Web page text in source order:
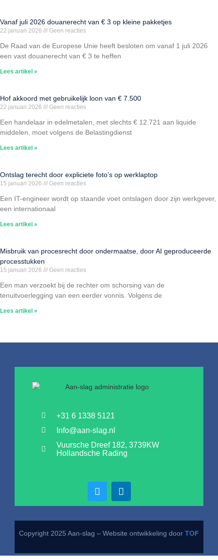
Vanaf juli 2026 douanerecht van € 3 op kleine pakketjes
22 januari 2026 Geen reacties
De Raad van de Europese Unie heeft besloten om vanaf 1 juli 2026
een vast douanerecht van € 3 te heffen
Lees artikel »
Hof akkoord met gebruikelijk loon van € 7.500
22 januari 2026 Geen reacties
Een handelaar in edelmetalen, met slechts € 12.721 aan liquide
middelen, moet volgens de Belastingdienst
Lees artikel »
Ontslag terecht door expliciete foto’s op werklaptop
15 januari 2026 Geen reacties
Een IT-engineer wordt op staande voet ontslagen door zijn werkgever,
een internationaal
Lees artikel »
Misbruik van procesrecht door ondermaatse, door AI geproduceerde
processtukken
15 januari 2026 Geen reacties
Een man verzoekt bij de rechter om schorsing van de
tenuitvoerlegging van een eerder vonnis. Volgens de
Lees artikel »
+31 6 1338 5121
Info@aan-slag.nl
Vuursche Dreef 182, 3739KW
Hollandsche Rading
Copyright 2025 Aan-slag – Website ontwikkeling door TOF